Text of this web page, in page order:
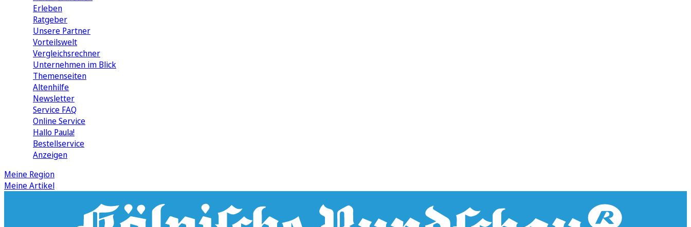
Erleben
Ratgeber
Unsere Partner
Vorteilswelt
Vergleichsrechner
Unternehmen im Blick
Themenseiten
Altenhilfe
Newsletter
Service FAQ
Online Service
Hallo Paula!
Bestellservice
Anzeigen
Meine Region
Meine Artikel